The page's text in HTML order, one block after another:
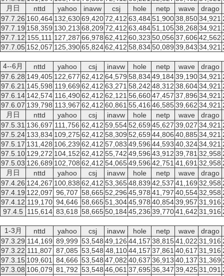
月日
nttd yahoo inavw csj hole netp wave drago
97.7.26 160,464 132,63069,42072,412 63,48451,90038,85034,921
97.7.19 158,359 130,213 68,209 72,412 63,48451,10538,268 34,921
97.7.12 155,111 127,287 66,978 62,412 60,323 50,056 37,606 42,562
97.7.05 152,057 125,39065,82462,412 58,83450,089 39,843 34,921
4--6月 nttd yahoo csj inavw hole netp wave drago
97.6.28 149,405 122,677 62,412 64,579 58,83449,18439,19034,921
97.6.21 145,598 119,669 62,412 63,271 58,242 48,312 38,60434,921
97.6.14 142,574 116,490 62,412 62,121 56,66047,457 37,896 34,921
97.6.07 139,798 113,967 62,412 60,861 55,416 46,58539,662 34,921
月日
nttd yahoo csj inavw hole netp wave drago
97.5.31 136,697 111,756 62,412 59,55452,659 45,627 39,027 34,921
97.5.24 133,834 109,27562,412 58,309 52,659 44,806 40,88534,921
97.5.17 131,428 106,239 62,412 57,083 49,596 44,593 40,32434,921
97.5.10 129,272 104,152 62,412 55,742 49,596 43,912 39,781 32,958
97.5.03 126,689 102,708 62,412 54,06549,596 42,751 41,691 32,958
月日
nttd yahoo csj inavw hole netp wave drago
97.4.26 124,267 100,838 62,412 53,36548,839 42,537 41,169 32,958
97.4.19 122,097 96,707 58,66552,296 45,978 41,797 40,55432,958
97.4.12 119,170 94,646 58,66551,30445,978 40,85439,957 31,916
97.4.5 115,614 83,618 58,66550,18445,236 39,77041,642 31,916
1-3月 nttd yahoo csj inavw hole netp wave drago
97.3.29 114,169 89,999 53,548 49,126 44,157 38,81541,022 31,916
97.3.22 111,807 87,085 53,548 48,110 44,157 37,861 40,617 31,916
97.3.15 109,601 84,666 53,548 47,082 40,637 36,913 40,137 31,369
97.3.08 106,079 81,792 53,548 46,061 37,69536,347 39,42531,091